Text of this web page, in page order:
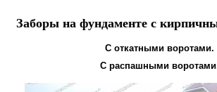
Заборы на фундаменте с
С откатными воротами.
С распашными